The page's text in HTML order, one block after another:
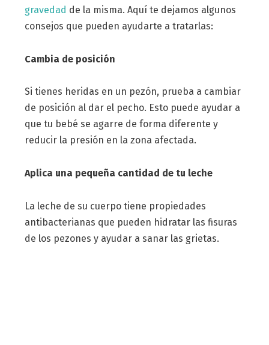
gravedad de la misma. Aquí te dejamos algunos
consejos que pueden ayudarte a tratarlas:
Cambia de posición
Si tienes heridas en un pezón, prueba a cambiar
de posición al dar el pecho. Esto puede ayudar a
que tu bebé se agarre de forma diferente y
reducir la presión en la zona afectada.
Aplica una pequeña cantidad de tu leche
La leche de su cuerpo tiene propiedades
antibacterianas que pueden hidratar las fisuras
de los pezones y ayudar a sanar las grietas.